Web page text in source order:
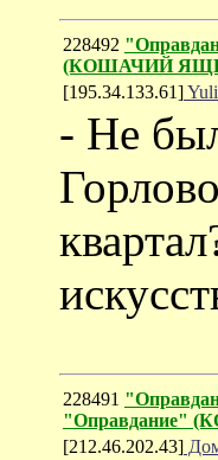
228492
(КОШАЧИЙ
[195.34.133.61]Yuli
- Не
228491
"Оправдание"
[212.46.202.43]